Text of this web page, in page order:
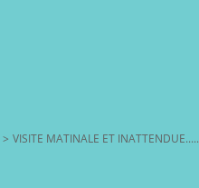
> VISITE MATINALE ET INATTENDUE.....